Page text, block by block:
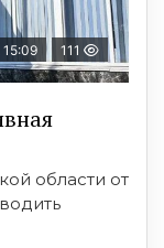
111
области от